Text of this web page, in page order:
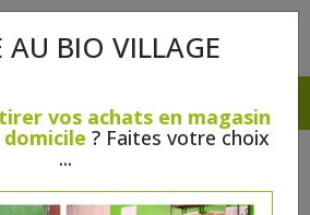
AU BIO VILLAGE
vos achats en magasin
? Faites votre choix
...